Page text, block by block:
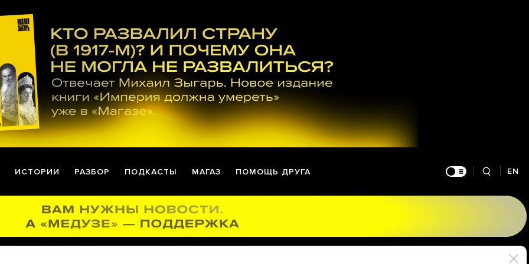
ИСТОРИИ РАЗБОР ПОДКАСТЫ МАГАЗ ПОМОЩЬ ДРУГА EN